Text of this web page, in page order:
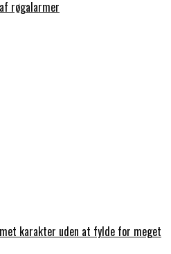
røgalarmer
karakter uden at fylde for meget